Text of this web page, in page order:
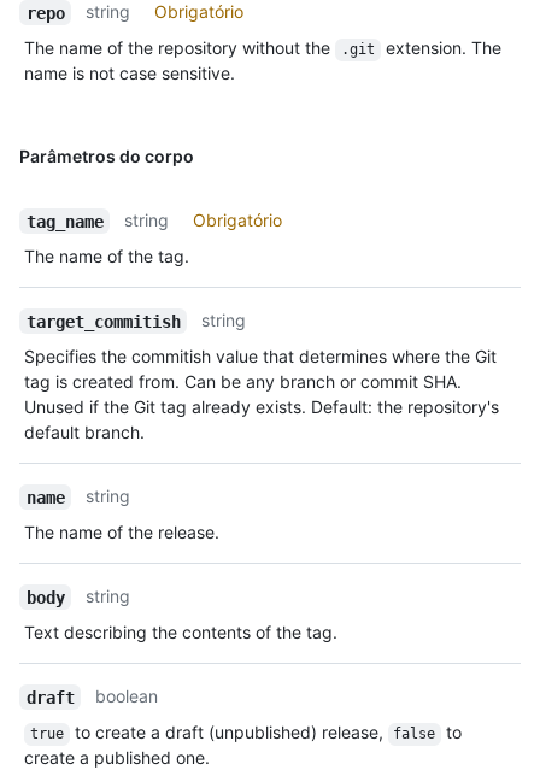
repo string
Obrigatório
The name of the repository without the
.git
extension. The
name is not case sensitive.
Parâmetros do corpo
tag_name string
Obrigatório
The name of the tag.
target_commitish
string
Specifies the commitish value that determines where the Git
tag is created from. Can be any branch or commit SHA.
Unused if the Git tag already exists. Default: the repository's
default branch.
name
string
The name of the release.
body
string
Text describing the contents of the tag.
draft boolean
true to create a draft (unpublished) release, false
to
create a published one.